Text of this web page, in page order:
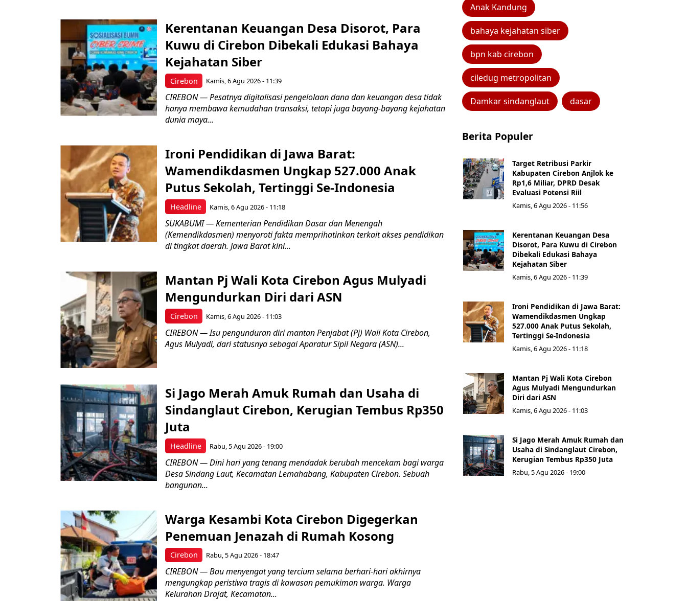
Cirebon
Kerentanan Keuangan Desa Disorot, Para
Kuwu di Cirebon Dibekali Edukasi Bahaya
Kejahatan Siber
Kamis, 6 Agu 2026 - 11:39
CIREBON — Pesatnya digitalisasi pengelolaan dana dan keuangan desa tidak
hanya membawa kemudahan transaksi, tetapi juga bayang-bayang kejahatan
dunia maya...
Headline
Ironi Pendidikan di Jawa Barat:
Wamendikdasmen Ungkap 527.000 Anak
Putus Sekolah, Tertinggi Se-Indonesia
Kamis, 6 Agu 2026 - 11:18
SUKABUMI — Kementerian Pendidikan Dasar dan Menengah
(Kemendikdasmen) menyoroti fakta memprihatinkan terkait akses pendidikan
di tingkat daerah. Jawa Barat kini...
Cirebon
Mantan Pj Wali Kota Cirebon Agus Mulyadi
Mengundurkan Diri dari ASN
Kamis, 6 Agu 2026 - 11:03
CIREBON — Isu pengunduran diri mantan Penjabat (Pj) Wali Kota Cirebon,
Agus Mulyadi, dari statusnya sebagai Aparatur Sipil Negara (ASN)...
Headline
Si Jago Merah Amuk Rumah dan Usaha di
Sindanglaut Cirebon, Kerugian Tembus Rp350
Juta
Rabu, 5 Agu 2026 - 19:00
CIREBON — Dini hari yang tenang mendadak berubah mencekam bagi warga
Desa Sindang Laut, Kecamatan Lemahabang, Kabupaten Cirebon. Sebuah
bangunan...
Cirebon
Warga Kesambi Kota Cirebon Digegerkan
Penemuan Jenazah di Rumah Kosong
Rabu, 5 Agu 2026 - 18:47
CIREBON — Bau menyengat yang tercium selama berhari-hari akhirnya
mengungkap peristiwa tragis di kawasan pemukiman warga. Warga
Kelurahan Drajat, Kecamatan...
Anak Kandung
bahaya kejahatan siber
bpn kab cirebon
ciledug metropolitan
Damkar sindanglaut dasar
Berita Populer
Target Retribusi Parkir
Kabupaten Cirebon Anjlok ke
Rp1,6 Miliar, DPRD Desak
Evaluasi Potensi Riil
Kamis, 6 Agu 2026 - 11:56
Kerentanan Keuangan Desa
Disorot, Para Kuwu di Cirebon
Dibekali Edukasi Bahaya
Kejahatan Siber
Kamis, 6 Agu 2026 - 11:39
Ironi Pendidikan di Jawa Barat:
Wamendikdasmen Ungkap
527.000 Anak Putus Sekolah,
Tertinggi Se-Indonesia
Kamis, 6 Agu 2026 - 11:18
Mantan Pj Wali Kota Cirebon
Agus Mulyadi Mengundurkan
Diri dari ASN
Kamis, 6 Agu 2026 - 11:03
Si Jago Merah Amuk Rumah dan
Usaha di Sindanglaut Cirebon,
Kerugian Tembus Rp350 Juta
Rabu, 5 Agu 2026 - 19:00